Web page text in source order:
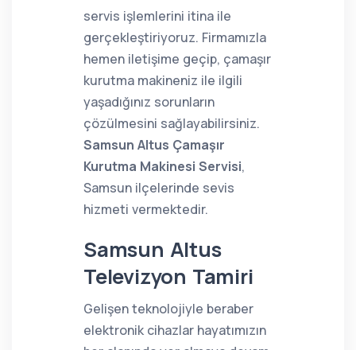
servis işlemlerini itina ile
gerçekleştiriyoruz. Firmamızla
hemen iletişime geçip, çamaşır
kurutma makineniz ile ilgili
yaşadığınız sorunların
çözülmesini sağlayabilirsiniz.
Samsun Altus Çamaşır
Kurutma Makinesi Servisi,
Samsun ilçelerinde sevis
hizmeti vermektedir.
Samsun Altus
Televizyon Tamiri
Gelişen teknolojiyle beraber
elektronik cihazlar hayatımızın